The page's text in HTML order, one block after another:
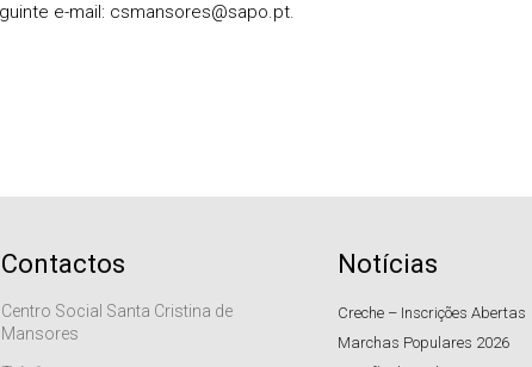
e-mail: csmansores@sapo.pt.
Contactos
Centro Social Santa Cristina de
Mansores
Notícias
Creche – Inscrições Abertas
Marchas Populares 2026